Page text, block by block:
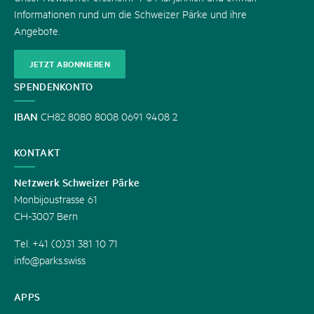
APPS
Informationen rund um die Schweizer Pärke und ihre
Angebote.
JETZT ABONNIEREN
SPENDENKONTO
IBAN CH82 8080 8008 0691 9408 2
KONTAKT
Netzwerk Schweizer Pärke
Monbijoustrasse 61
CH-3007 Bern
Tel. +41 (0)31 381 10 71
info@parks.swiss